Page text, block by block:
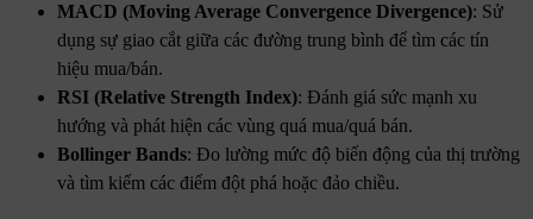
MACD (Moving Average Convergence Divergence): Sử
dụng sự giao cắt giữa các đường trung bình để tìm các tín
hiệu mua/bán.
RSI (Relative Strength Index): Đánh giá sức mạnh xu
hướng và phát hiện các vùng quá mua/quá bán.
Bollinger Bands: Đo lường mức độ biến động của thị trường
và tìm kiếm các điểm đột phá hoặc đảo chiều.